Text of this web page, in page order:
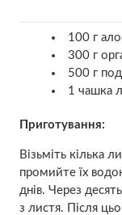
100 г
300 г
500 г
1 чашка
Приготування:
Візьміть кілька
промийте їх
днів. Через десять
з листя. Після